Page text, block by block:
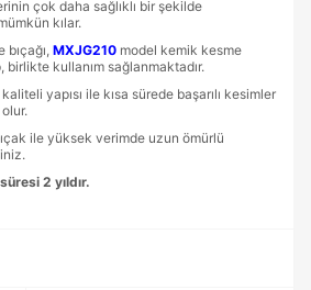
çok daha sağlıklı bir şekilde
kılar.
MXJG210 model kemik kesme
kullanım sağlanmaktadır.
yapısı ile kısa sürede başarılı kesimler
ile yüksek verimde uzun ömürlü
2 yıldır.